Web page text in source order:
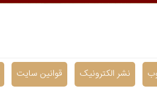
نشر الکترونیک قوانین سایت